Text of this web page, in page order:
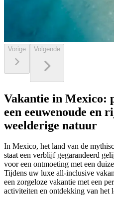
Vorige Volgende
Vakantie in Mexico:
een eeuwenoude en
weelderige natuur
In Mexico, het land van de
staat een verblijf gegarandeerd
voor een ontmoeting met een
Tijdens uw luxe all-inclusive
een zorgeloze vakantie met een
activiteiten en ontdekking van het